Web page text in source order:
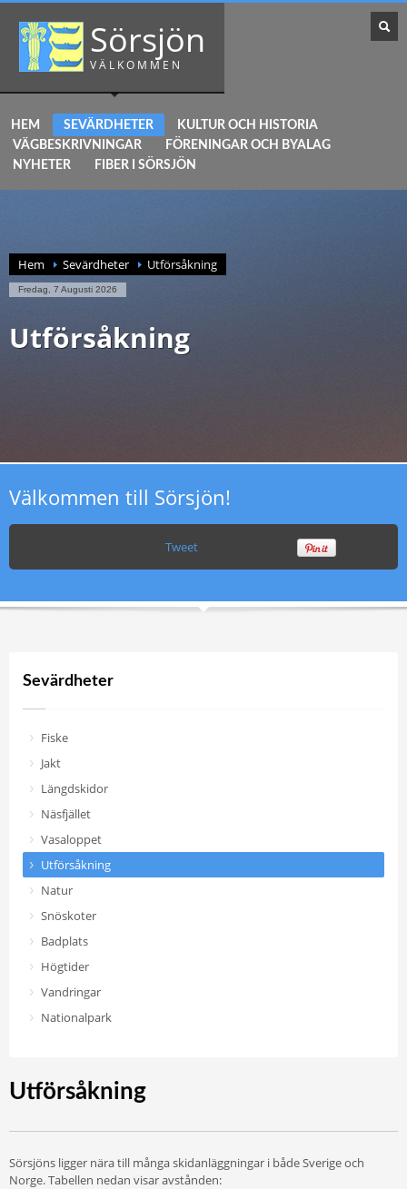
Sörsjön
VÄLKOMMEN
HEM SEVÄRDHETER
KULTUR OCH HISTORIA
VÄGBESKRIVNINGAR
FÖRENINGAR OCH BYALAG
NYHETER
FIBER I SÖRSJÖN
Hem Sevärdheter Utförsåkning
Fredag, 7 Augusti 2026
Utförsåkning
Välkommen till Sörsjön!
Tweet
Sevärdheter
Fiske
Jakt
Längdskidor
Näsfjället
Vasaloppet
Utförsåkning
Natur
Snöskoter
Badplats
Högtider
Vandringar
Nationalpark
Utförsåkning
Sörsjöns ligger nära till många skidanläggningar i både Sverige och
Norge. Tabellen nedan visar avstånden: